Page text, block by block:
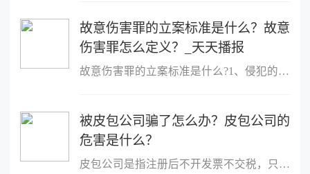
故意伤害罪的立案标准是什么？故意
伤害罪怎么定义？_天天播报
故意伤害罪的立案标准是什么?1、侵犯的客体是他人的身体健康权;2、
被皮包公司骗了怎么办？皮包公司的
危害是什么？
皮包公司是指注册后不开发票不交税，只用公司名称进行进出账的公司